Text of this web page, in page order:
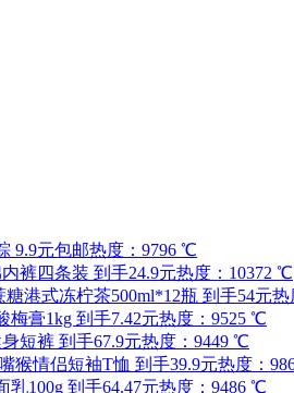
9.9元包邮热度：9796 ℃
裤四条装 到手24.9元热度：10372 ℃
糖港式冻柠茶500ml*12瓶 到手54元热
梅膏1kg 到手7.42元热度：9525 ℃
短裤 到手67.9元热度：9449 ℃
猴情侣短袖T恤 到手39.9元热度：
乳100g 到手64.47元热度：9486 ℃